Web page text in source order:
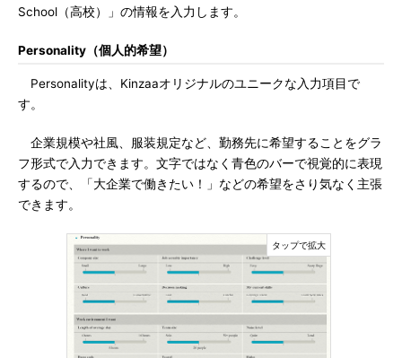
School（高校）」の情報を入力します。
Personality（個人的希望）
Personalityは、Kinzaaオリジナルのユニークな入力項目で
す。
企業規模や社風、服装規定など、勤務先に希望することをグラ
フ形式で入力できます。文字ではなく青色のバーで視覚的に表現
するので、「大企業で働きたい！」などの希望をさり気なく主張
できます。